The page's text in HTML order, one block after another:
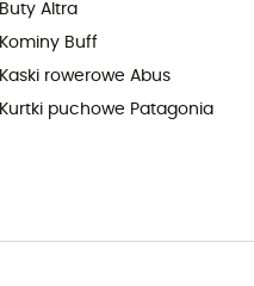
Buty Altra
Kominy Buff
Kaski rowerowe Abus
Kurtki puchowe Patagonia